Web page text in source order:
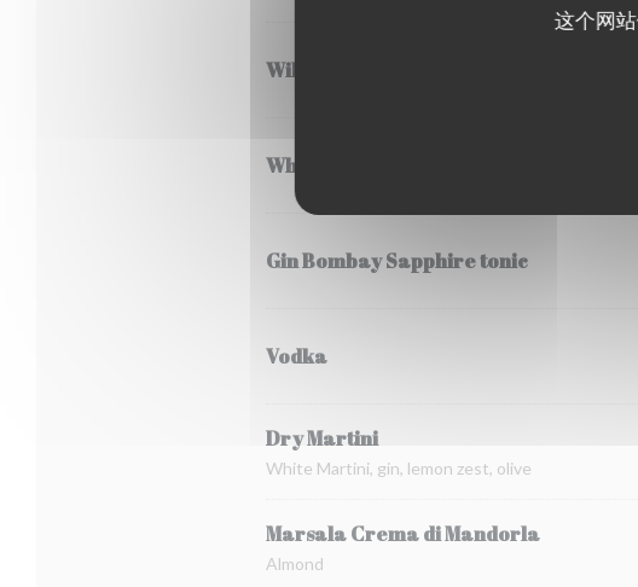
这个网
William Lawson
Whisky Jack Daniel's
Gin Bombay Sapphire tonic
Vodka
Dry Martini
White Martini, gin, lemon zest, olive
Marsala Crema di Mandorla
Almond